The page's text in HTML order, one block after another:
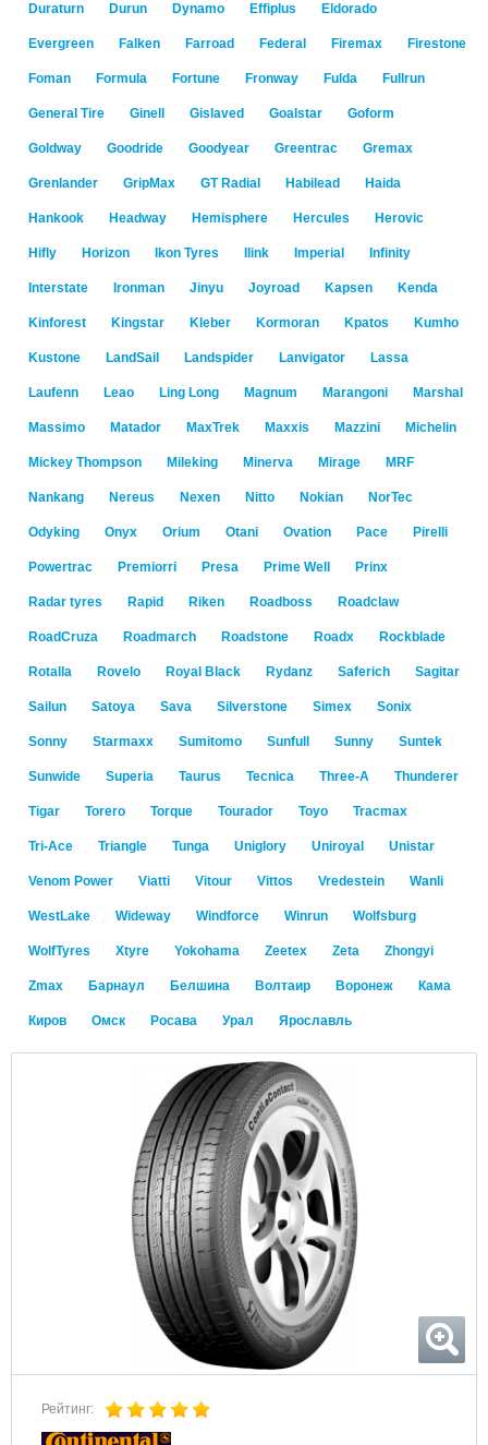
Duraturn Durun Dynamo Effiplus Eldorado
Evergreen Falken Farroad Federal Firemax Firestone
Foman Formula Fortune Fronway Fulda Fullrun
General Tire Ginell Gislaved Goalstar Goform
Goldway Goodride Goodyear Greentrac Gremax
Grenlander GripMax GT Radial Habilead Haida
Hankook Headway Hemisphere Hercules Herovic
Hifly Horizon Ikon Tyres Ilink Imperial Infinity
Interstate Ironman Jinyu Joyroad Kapsen Kenda
Kinforest Kingstar Kleber Kormoran Kpatos Kumho
Kustone LandSail Landspider Lanvigator Lassa
Laufenn Leao Ling Long Magnum Marangoni Marshal
Massimo Matador MaxTrek Maxxis Mazzini Michelin
Mickey Thompson Mileking Minerva Mirage MRF
Nankang Nereus Nexen Nitto Nokian NorTec
Odyking Onyx Orium Otani Ovation Pace Pirelli
Powertrac Premiorri Presa Prime Well Prinx
Radar tyres Rapid Riken Roadboss Roadclaw
RoadCruza Roadmarch Roadstone Roadx Rockblade
Rotalla Rovelo Royal Black Rydanz Saferich Sagitar
Sailun Satoya Sava Silverstone Simex Sonix
Sonny Starmaxx Sumitomo Sunfull Sunny Suntek
Sunwide Superia Taurus Tecnica Three-A Thunderer
Tigar Torero Torque Tourador Toyo Tracmax
Tri-Ace Triangle Tunga Uniglory Uniroyal Unistar
Venom Power Viatti Vitour Vittos Vredestein Wanli
WestLake Wideway Windforce Winrun Wolfsburg
WolfTyres Xtyre Yokohama Zeetex Zeta Zhongyi
Zmax Барнаул Белшина Волтаир Воронеж Кама
Киров Омск Росава Урал Ярославль
Рейтинг: